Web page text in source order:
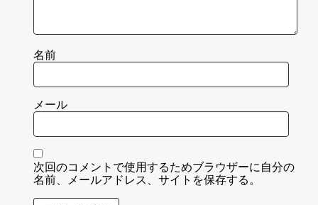
名前
メール
次回のコメントで使用するためブラウザーに自分の
名前、メールアドレス、サイトを保存する。